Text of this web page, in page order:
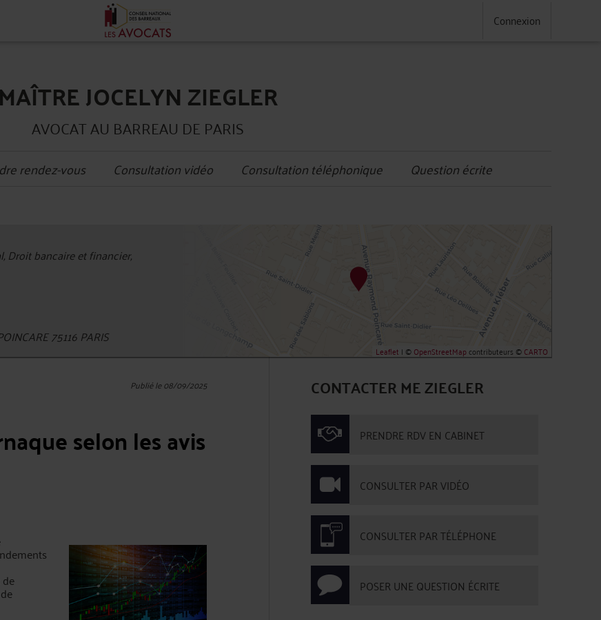
Connexion
MAÎTRE JOCELYN ZIEGLER
AVOCAT AU BARREAU DE PARIS
rendez-vous Consultation vidéo Consultation téléphonique Question écrite
Droit bancaire et financier,
75116 PARIS
Leaflet | ©OpenStreetMapcontributeurs ©CARTO
Publié le 08/09/2025
selon les avis
de
CONTACTER ME ZIEGLER
PRENDRE RDV EN CABINET
CONSULTER PAR VIDÉO
CONSULTER PAR TÉLÉPHONE
POSER UNE QUESTION ÉCRITE